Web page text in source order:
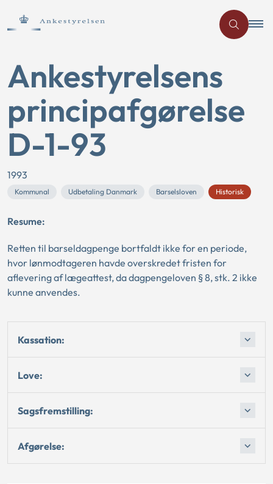
Ankestyrelsens
principafgørelse
D-1-93
1993
Kommunal Udbetaling Danmark Barselsloven Historisk
Resume:
Retten til barseldagpenge bortfaldt ikke for en periode,
hvor lønmodtageren havde overskredet fristen for
aflevering af lægeattest, da dagpengeloven § 8, stk. 2 ikke
kunne anvendes.
Kassation:
Love:
Sagsfremstilling:
Afgørelse: